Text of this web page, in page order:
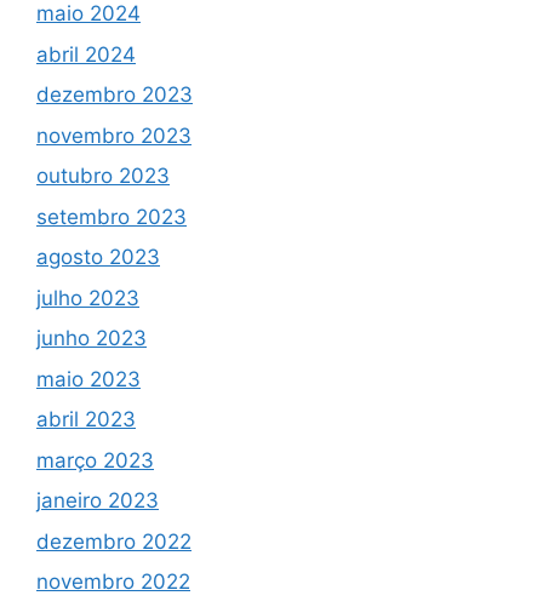
maio 2024
abril 2024
dezembro 2023
novembro 2023
outubro 2023
setembro 2023
agosto 2023
julho 2023
junho 2023
maio 2023
abril 2023
março 2023
janeiro 2023
dezembro 2022
novembro 2022